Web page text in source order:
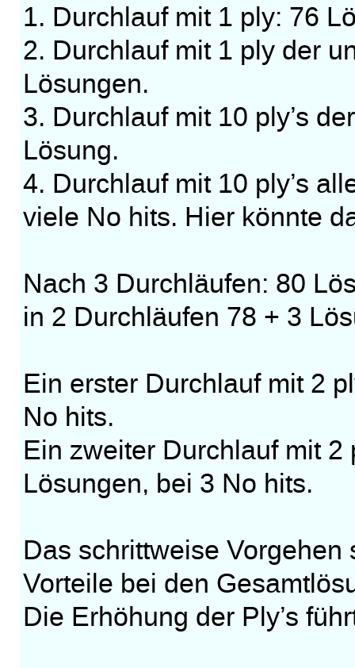
1. Durchlauf mit 1 ply: 76
2. Durchlauf mit 1 ply der
Lösungen.
3. Durchlauf mit 10 ply’s
Lösung.
4. Durchlauf mit 10 ply’s
viele No hits. Hier könnte
Nach 3 Durchläufen: 80
in 2 Durchläufen 78 + 3
Ein erster Durchlauf mit 2
No hits.
Ein zweiter Durchlauf mit 2
Lösungen, bei 3 No hits.
Das schrittweise
Vorteile bei den
Die Erhöhung der Ply’s